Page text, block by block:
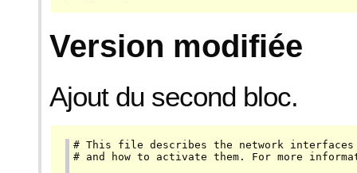
Version modifiée
Ajout du second bloc.
# This file describes the network interfaces
# and how to activate them. For more